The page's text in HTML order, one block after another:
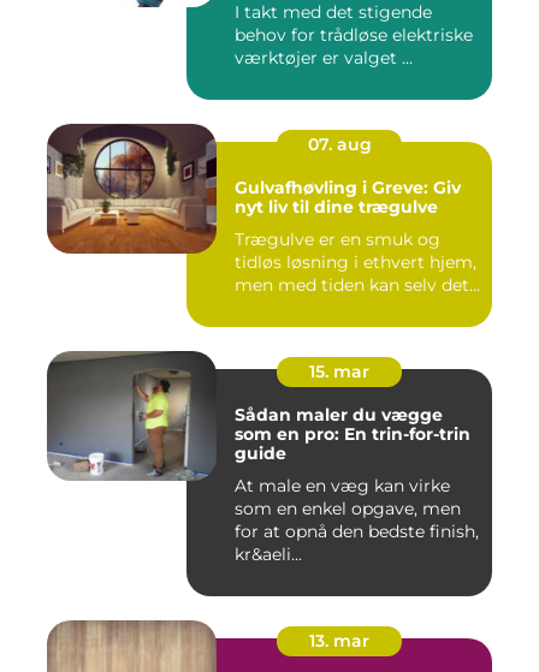
I takt med det stigende
behov for trådløse elektriske
værktøjer er valget ...
07. aug
Gulvafhøvling i Greve: Giv
nyt liv til dine trægulve
Trægulve er en smuk og
tidløs løsning i ethvert hjem,
men med tiden kan selv det...
15. mar
Sådan maler du vægge
som en pro: En trin-for-trin
guide
At male en væg kan virke
som en enkel opgave, men
for at opnå den bedste finish,
kr&aeli...
13. mar